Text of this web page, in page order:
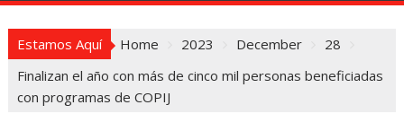
Estamos Aquí Home 2023 December
28
Finalizan el año con más de cinco mil personas beneficiadas
con programas de COPIJ